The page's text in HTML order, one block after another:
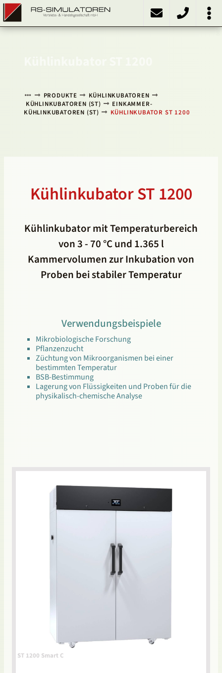
ST 1200
PRODUKTE
KÜHLINKUBATOREN
KÜHLINKUBATOREN (ST)
EINKAMMER-
KÜHLINKUBATOREN (ST)
KÜHLINKUBATOR ST 1200
ST 1200 Smart C
Kühlinkubator ST 1200
Kühlinkubator mit Temperaturbereich
von 3 - 70 °C und 1.365 l
Kammervolumen zur Inkubation von
Proben bei stabiler Temperatur
Verwendungsbeispiele
Mikrobiologische Forschung
Pflanzenzucht
Züchtung von Mikroorganismen bei einer
bestimmten Temperatur
BSB-Bestimmung
Lagerung von Flüssigkeiten und Proben für die
physikalisch-chemische Analyse
PRODUKTE
Kühlschränke
Kühlinkubatoren
Heizschränke
Klimaschränke
Sonstiges
ÜBER UNS
KONTAKT
NACH OBEN